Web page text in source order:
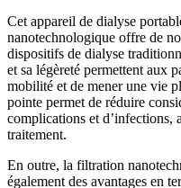
Cet appareil de dialyse
nanotechnologique offre de
dispositifs de dialyse
et sa légèreté permettent aux
mobilité et de mener une vie
pointe permet de réduire
complications et d’infections,
traitement.
En outre, la filtration
également des avantages en